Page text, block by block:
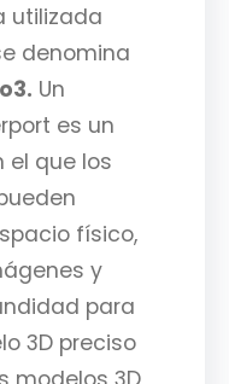
utilizada
denomina
Un
es un
el que los
físico,
y
para
3D preciso